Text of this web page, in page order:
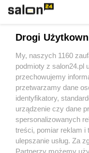
Sport
Społeczeństwo
Kultura
X
Drogi
My, naszych 1160
podmioty z salon24.pl
przechowujemy
przetwarzamy dane
identyfikatory,
urządzenie czy dane
spersonalizowanych
treści, pomiar reklam i
ulepszanie usług. Za
Partnerzy możemy